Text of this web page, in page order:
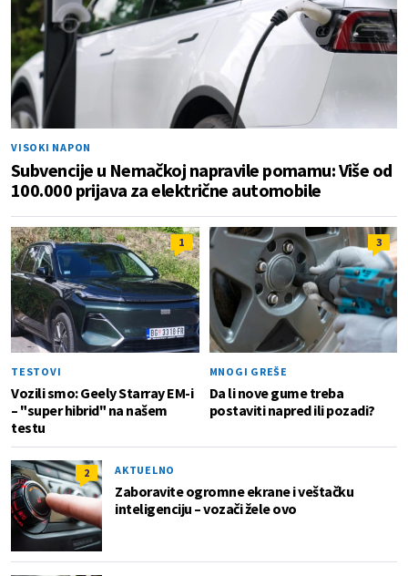
VISOKI NAPON
Subvencije u Nemačkoj napravile pomamu: Više od
100.000 prijava za električne automobile
1
TESTOVI
Vozili smo: Geely Starray EM-i
– "super hibrid" na našem
testu
3
MNOGI GREŠE
Da li nove gume treba
postaviti napred ili pozadi?
2 AKTUELNO
Zaboravite ogromne ekrane i veštačku
inteligenciju – vozači žele ovo